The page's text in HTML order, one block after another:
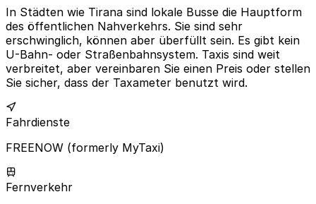
In Städten wie Tirana sind lokale Busse die Hauptform
des öffentlichen Nahverkehrs. Sie sind sehr
erschwinglich, können aber überfüllt sein. Es gibt kein
U-Bahn- oder Straßenbahnsystem. Taxis sind weit
verbreitet, aber vereinbaren Sie einen Preis oder stellen
Sie sicher, dass der Taxameter benutzt wird.
Fahrdienste
FREENOW (formerly MyTaxi)
Fernverkehr